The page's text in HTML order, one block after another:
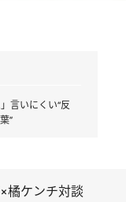
言いにくい“反
”
橘ケンチ対談